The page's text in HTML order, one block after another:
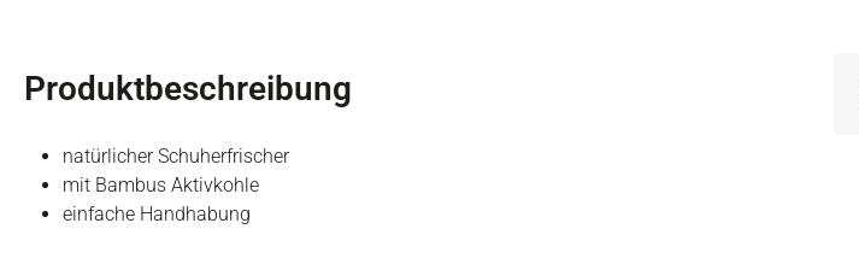
Produktbeschreibung
natürlicher Schuherfrischer
mit Bambus Aktivkohle
einfache Handhabung